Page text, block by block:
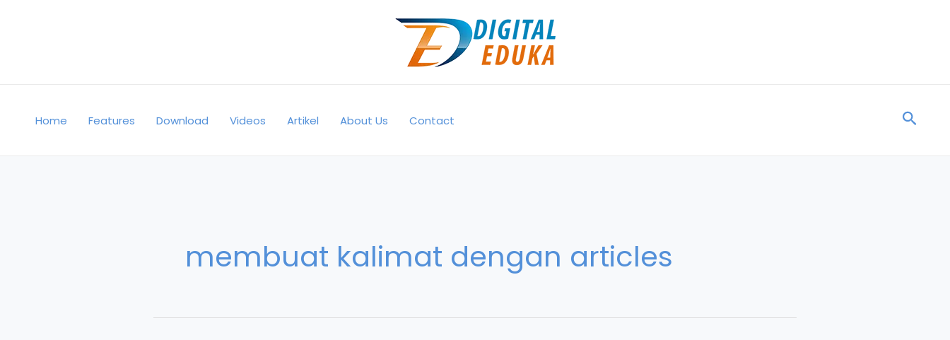
Home Features Download Videos Artikel About Us Contact
membuat kalimat dengan articles